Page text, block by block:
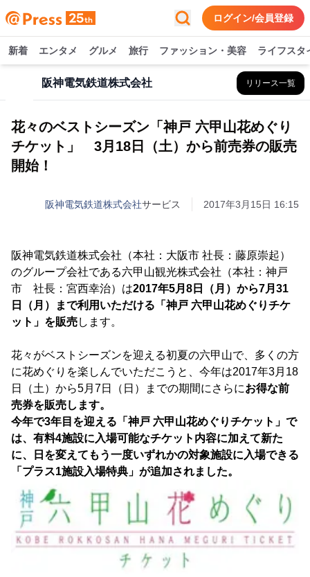
ログイン/会員登録
新着 エンタメ グルメ 旅行 ファッション・美容 ライフスタ
阪神電気鉄道株式会社 リリース一覧
花々のベストシーズン「神戸 六甲山花めぐり
チケット」 3月18日（土）から前売券の販売
開始！
阪神電気鉄道株式会社サービス 2017年3月15日 16:15
阪神電気鉄道株式会社（本社：大阪市 社長：藤原崇起）
のグループ会社である六甲山観光株式会社（本社：神戸
市 社長：宮西幸治）は2017年5月8日（月）から7月31
日（月）まで利用いただける「神戸 六甲山花めぐりチケ
ット」を販売します。
花々がベストシーズンを迎える初夏の六甲山で、多くの方
に花めぐりを楽しんでいただこうと、今年は2017年3月18
日（土）から5月7日（日）までの期間にさらにお得な前
売券を販売します。
今年で3年目を迎える「神戸 六甲山花めぐりチケット」で
は、有料4施設に入場可能なチケット内容に加えて新た
に、日を変えてもう一度いずれかの対象施設に入場できる
「プラス1施設入場特典」が追加されました。